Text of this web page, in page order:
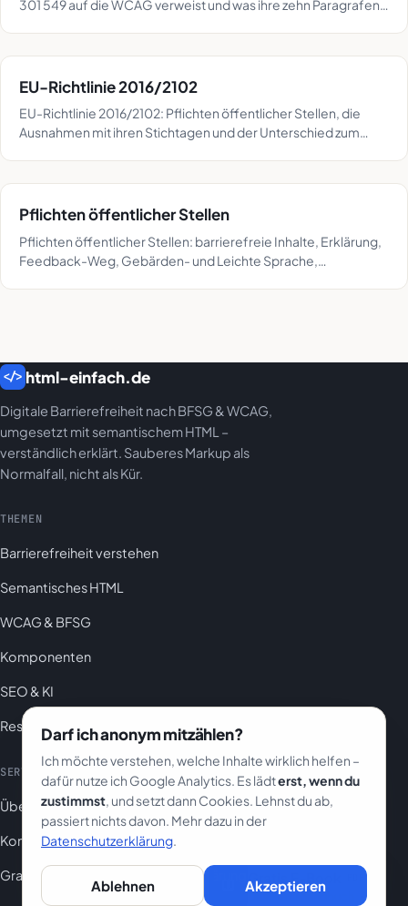
301 549 auf die WCAG verweist und was ihre zehn Paragrafen
EU-Richtlinie 2016/2102
EU-Richtlinie 2016/2102: Pflichten öffentlicher Stellen, die
Ausnahmen mit ihren Stichtagen und der Unterschied zum
Pflichten öffentlicher Stellen
Pflichten öffentlicher Stellen: barrierefreie Inhalte, Erklärung,
Feedback-Weg, Gebärden- und Leichte Sprache,
</> html-einfach.de
Digitale Barrierefreiheit nach BFSG & WCAG,
umgesetzt mit semantischem HTML –
verständlich erklärt. Sauberes Markup als
Normalfall, nicht als Kür.
THEMEN
Barrierefreiheit verstehen
Semantisches HTML
WCAG & BFSG
Komponenten
SEO & KI
Ressourcen
SERVICE
Über mich
Kontakt
Gratis E-Book
Impressum
Datenschutz
Barrierefreiheitserklärung Gratis E-Book
Das Praxishandbuch
Darf ich anonym mitzählen?
Ich möchte verstehen, welche Inhalte wirklich helfen –
dafür nutze ich Google Analytics. Es lädterst, wenn du
zustimmst, und setzt dann Cookies. Lehnst du ab,
passiert nichts davon. Mehr dazu in der
Datenschutzerklärung.
Ablehnen Akzeptieren